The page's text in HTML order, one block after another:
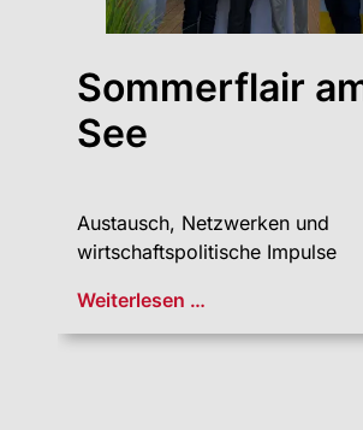
Sommerflair
See
Austausch, Netzwerken und
wirtschaftspolitische Impulse
Weiterlesen …